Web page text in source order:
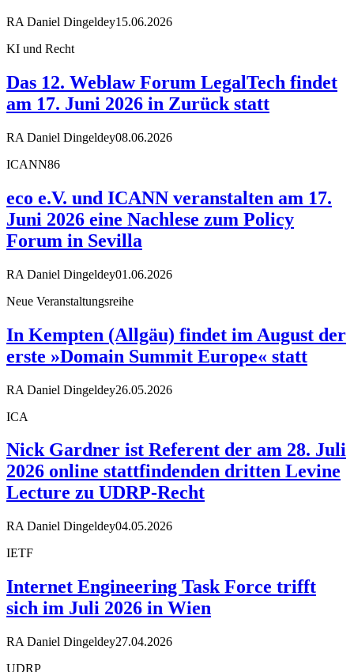
RA Daniel Dingeldey15.06.2026
KI und Recht
Das 12. Weblaw Forum LegalTech findet
am 17. Juni 2026 in Zurück statt
RA Daniel Dingeldey08.06.2026
ICANN86
eco e.V. und ICANN veranstalten am 17.
Juni 2026 eine Nachlese zum Policy
Forum in Sevilla
RA Daniel Dingeldey01.06.2026
Neue Veranstaltungsreihe
In Kempten (Allgäu) findet im August der
erste »Domain Summit Europe« statt
RA Daniel Dingeldey26.05.2026
ICA
Nick Gardner ist Referent der am 28. Juli
2026 online stattfindenden dritten Levine
Lecture zu UDRP-Recht
RA Daniel Dingeldey04.05.2026
IETF
Internet Engineering Task Force trifft
sich im Juli 2026 in Wien
RA Daniel Dingeldey27.04.2026
UDRP